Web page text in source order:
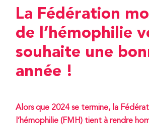
La Fédération
de l’hémophilie
souhaite une
année !
Alors que 2024 se termine, la
l’hémophilie (FMH) tient à rendre